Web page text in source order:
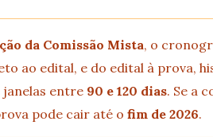
da Comissão Mista, o
ao edital, e do edital à prova,
janelas entre 90 e 120 dias. Se a
pode cair até o fim de 2026.